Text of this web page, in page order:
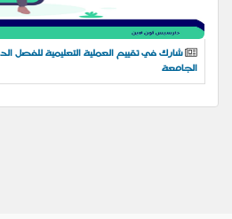
شارك في تقييم العملية التعليمية للفصل
الجامعة